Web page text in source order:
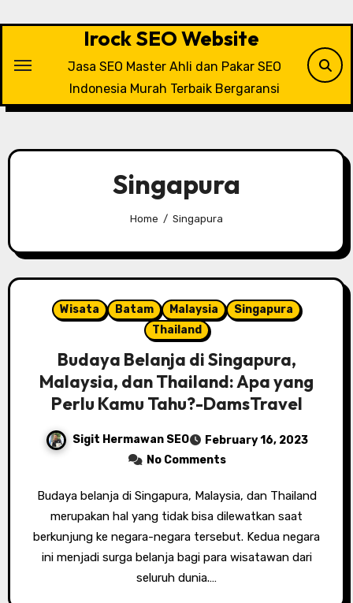
Irock SEO Website
Jasa SEO Master Ahli dan Pakar SEO
Indonesia Murah Terbaik Bergaransi
Singapura
Home Singapura
Wisata Batam Malaysia
Singapura
Thailand
Budaya Belanja di Singapura,
Malaysia, dan Thailand: Apa yang
Perlu Kamu Tahu?-DamsTravel
Sigit Hermawan SEO
February 16, 2023
No Comments
Budaya belanja di Singapura, Malaysia, dan Thailand
merupakan hal yang tidak bisa dilewatkan saat
berkunjung ke negara-negara tersebut. Kedua negara
ini menjadi surga belanja bagi para wisatawan dari
seluruh dunia.…